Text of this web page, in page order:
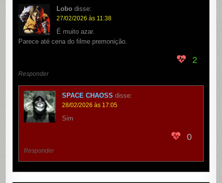
Lobo disse:
27/02/2026 às 11:38
É muito azar.
Parece até cena do filme premonição.
2
Responder
SPACE CHAOSS disse:
28/02/2026 às 17:05
Sim
0
Responder